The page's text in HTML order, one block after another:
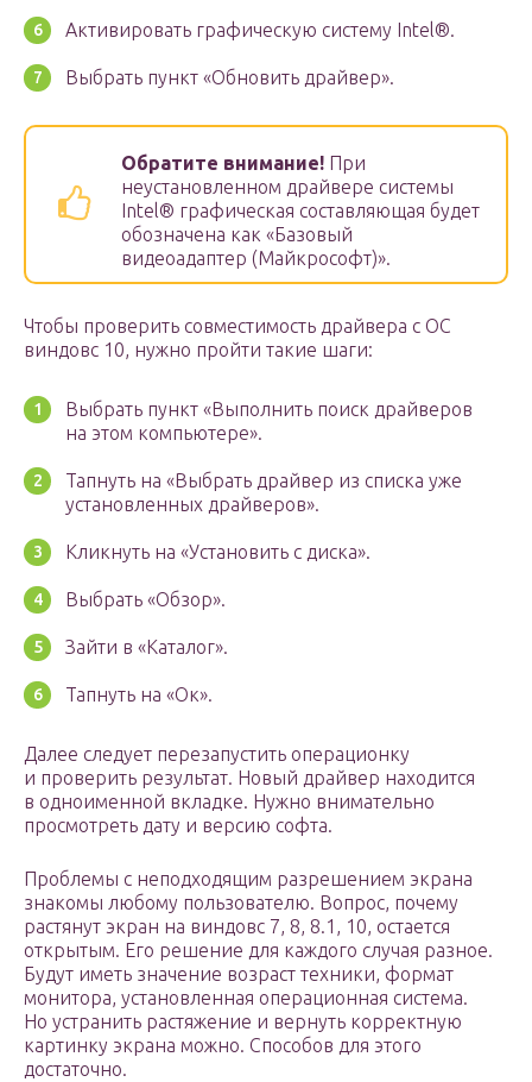
Активировать графическую систему Intel®.
Выбрать пункт «Обновить драйвер».
Обратите внимание! При
неустановленном драйвере системы
Intel® графическая составляющая будет
обозначена как «Базовый
видеоадаптер (Майкрософт)».
Чтобы проверить совместимость драйвера с ОС
виндовс 10, нужно пройти такие шаги:
Выбрать пункт «Выполнить поиск драйверов
на этом компьютере».
Тапнуть на «Выбрать драйвер из списка уже
установленных драйверов».
Кликнуть на «Установить с диска».
Выбрать «Обзор».
Зайти в «Каталог».
Тапнуть на «Ок».
Далее следует перезапустить операционку
и проверить результат. Новый драйвер находится
в одноименной вкладке. Нужно внимательно
просмотреть дату и версию софта.
Проблемы с неподходящим разрешением экрана
знакомы любому пользователю. Вопрос, почему
растянут экран на виндовс 7, 8, 8.1, 10, остается
открытым. Его решение для каждого случая разное.
Будут иметь значение возраст техники, формат
монитора, установленная операционная система.
Но устранить растяжение и вернуть корректную
картинку экрана можно. Способов для этого
достаточно.